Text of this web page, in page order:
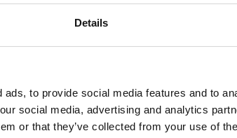
Details
to provide social media features and to
social media, advertising and analytics
or that they’ve collected from your use of